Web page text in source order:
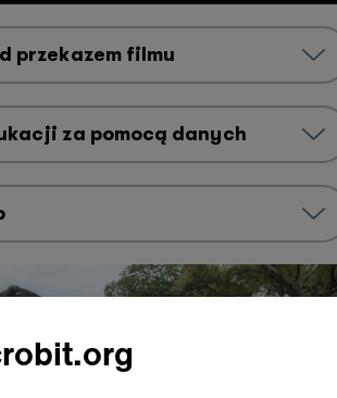
przekazem filmu
za pomocą danych